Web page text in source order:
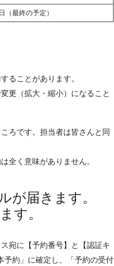
（最終の予定）
ることがあります。
更（拡大・縮小）になること
ろです。担当者は皆さんと同
全く意味がありません。
が届きます。
す。
宛に【予約番号】と【認証キ
予約」に確定し、「予約の受付